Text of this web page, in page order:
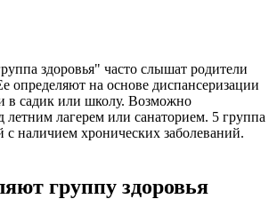
здоровья" часто слышат родители
определяют на основе диспансеризации
в садик или школу. Возможно
летним лагерем или санаторием. 5 группа
с наличием хронических заболеваний.
группу здоровья